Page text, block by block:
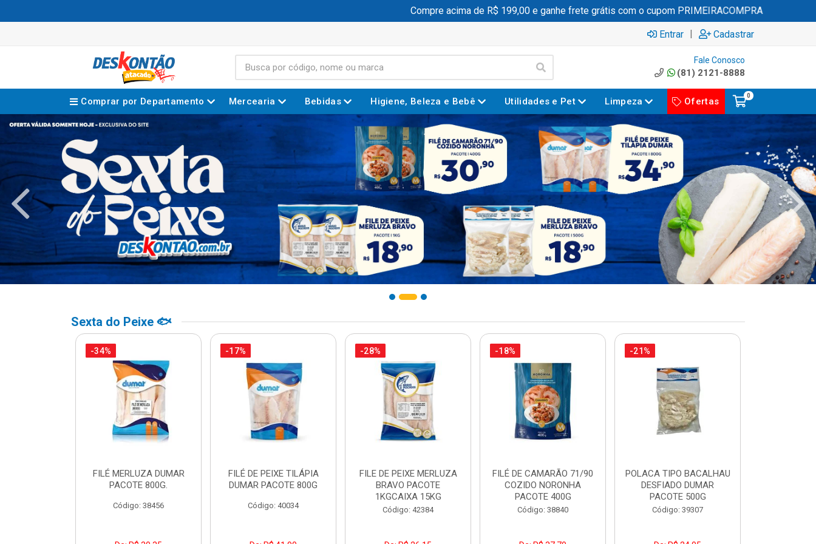
Compre acima de R$ 199,00 e ganhe frete grátis com o cupom PRIMEIRACOMPRA
Entrar | Cadastrar
Fale Conosco
(81) 2121-8888
Comprar por Departamento Mercearia Bebidas Higiene, Beleza e Bebê Utilidades e Pet Limpeza Ofertas
0
Sexta do Peixe 🐟
-34%
FILÉ MERLUZA DUMAR
PACOTE 800G.
Código: 38456
-17%
FILÉ DE PEIXE TILÁPIA
DUMAR PACOTE 800G
Código: 40034
-28%
FILE DE PEIXE MERLUZA
BRAVO PACOTE
1KGCAIXA 15KG
Código: 42384
-18%
FILÉ DE CAMARÃO 71/90
COZIDO NORONHA
PACOTE 400G
Código: 38840
-21%
POLACA TIPO BACALHAU
DESFIADO DUMAR
PACOTE 500G
Código: 39307